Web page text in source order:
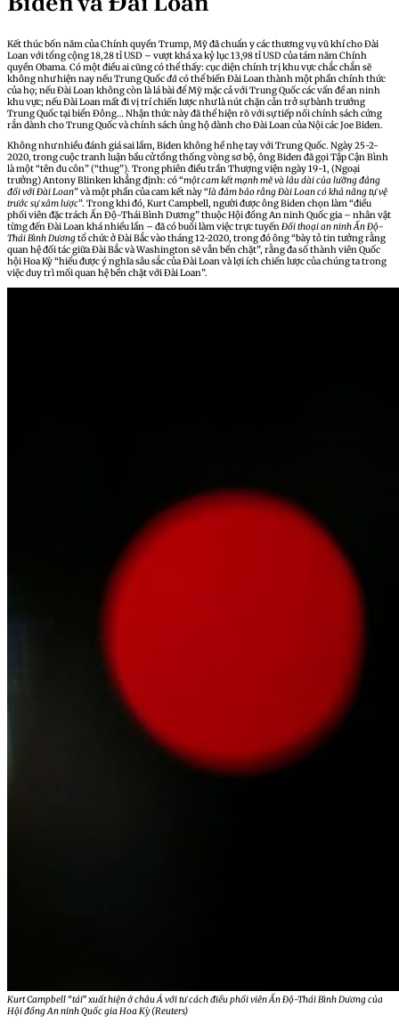
Kết thúc bốn năm của Chính quyền Trump, Mỹ đã chuẩn y các thương vụ vũ khí cho Đài
Loan với tổng cộng 18,28 tỉ USD – vượt khá xa kỷ lục 13,98 tỉ USD của tám năm Chính
quyền Obama. Có một điều ai cũng có thể thấy: cục diện chính trị khu vực chắc chắn sẽ
không như hiện nay nếu Trung Quốcđãcó thể biến Đài Loan thành một phần chính thức
của họ; nếu Đài Loan không còn là lá bài để Mỹ mặc cả với Trung Quốc các vấn đề an ninh
khu vực; nếu Đài Loan mất đi vị trí chiến lược như là nút chặn cản trở sự bành trướng
Trung Quốc tại biển Đông… Nhận thức này đã thể hiện rõ với sự tiếp nối chính sách cứng
rắn dành cho Trung Quốc và chính sách ủng hộ dành cho Đài Loan của Nội các Joe Biden.
Không như nhiều đánh giá sai lầm, Biden không hề nhẹ tay với Trung Quốc. Ngày 25-2-
2020, trong cuộc tranh luận bầu cử tổng thống vòng sơ bộ, ông Biden đã gọi Tập Cận Bình
là một “tên du côn” (“thug”). Trong phiên điều trần Thượng viện ngày 19-1, (Ngoại
trưởng) Antony Blinken khẳng định: có “một cam kết mạnh mẽ và lâu dài của lưỡng đảng
đối với Đài Loan” và một phần của cam kết này “là đảm bảo rằng Đài Loan có khả năng tự vệ
trước sự xâm lược”. Trong khi đó, Kurt Campbell, người được ông Biden chọn làm “điều
phối viên đặc trách Ấn Độ-Thái Bình Dương” thuộc Hội đồng An ninh Quốc gia – nhân vật
từng đến Đài Loan khá nhiều lần – đã có buổi làm việc trực tuyếnĐối thoại an ninh Ấn Độ-
Thái Bình Dươngtổ chức ở Đài Bắc vào tháng 12-2020, trong đó ông “bày tỏ tin tưởng rằng
quan hệ đối tác giữa Đài Bắc và Washington sẽ vẫn bền chặt”, rằng đa số thành viên Quốc
hội Hoa Kỳ “hiểu được ý nghĩa sâu sắc của Đài Loan và lợi ích chiến lược của chúng ta trong
việc duy trì mối quan hệ bền chặt với Đài Loan”.
Kurt Campbell “tái” xuất hiện ở châu Á với tư cách điều phối viên Ấn Độ-Thái Bình Dương của
Hội đồng An ninh Quốc gia Hoa Kỳ (Reuters)